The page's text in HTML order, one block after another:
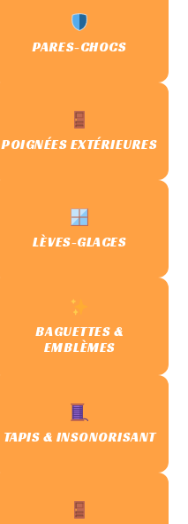
PARES-CHOCS
POIGNÉES EXTÉRIEURES
LÈVES-GLACES
BAGUETTES &
EMBLÈMES
TAPIS & INSONORISANT